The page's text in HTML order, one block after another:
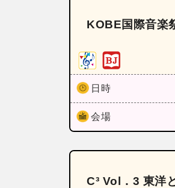
KOBE国際音楽
日時
会場
C³ Vol．3 東洋